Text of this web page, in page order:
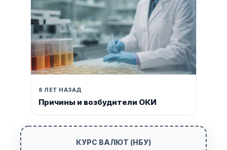
8 ЛЕТ НАЗАД
Причины и возбудители ОКИ
КУРС ВАЛЮТ (НБУ)